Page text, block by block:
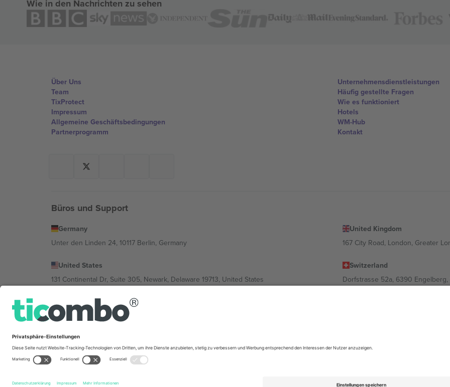
Wie in den Nachrichten zu sehen
Über Uns
Team
TixProtect
Impressum
Allgemeine Geschäftsbedingungen
Partnerprogramm
Unternehmensdienstleistungen
Häufig gestellte Fragen
Wie es funktioniert
Hotels
WM-Hub
Kontakt
Büros und Support
Germany
Unter den Linden 24, 10117 Berlin, Germany
United Kingdom
167 City Road, London, Greater
United States
131 Continental Dr, Suite 305, Newark, Delaware 19713, United States
Switzerland
Dorfstrasse 52a, 6390 Engelberg,
Bulgaria
Regus Sofia City West, bul Totleben 53-55, 1606 Sofia, Bulgaria
Mexico
Av Chapultepec 360, Roma Norte, Cuauhtémoc, 06700 Ciudad de México, CDMX, Mexico
im Impressum und in den Allgemeinen Geschäftsbedingungen.,
© 2026 Ticombo. Alle Rechte vorbehalten.